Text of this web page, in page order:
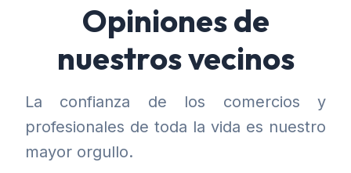
Opiniones de
nuestros vecinos
La confianza de los comercios y
profesionales de toda la vida es nuestro
mayor orgullo.